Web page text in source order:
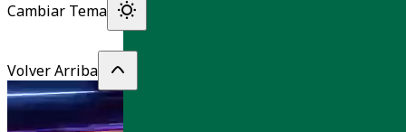
Cambiar Tema
Volver Arriba